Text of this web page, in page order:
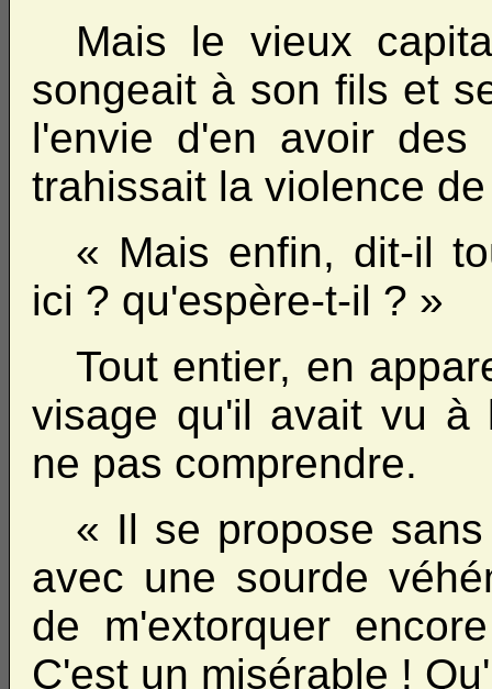
Mais le vieux
songeait à son fils et
l'envie d'en avoir des
trahissait la violence
« Mais enfin, dit-il
ici ? qu'espère-t-il ? »
Tout entier, en
visage qu'il avait vu à
ne pas comprendre.
« Il se propose
avec une sourde
de m'extorquer
C'est un misérable !